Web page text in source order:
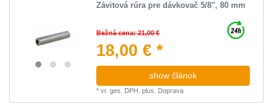
Závitová rúra pre dávkovač 5/8", 80 mm
Bežná cena: 21,00 €
18,00 € *
show článok
*vr. ges. DPH. plus. Doprava